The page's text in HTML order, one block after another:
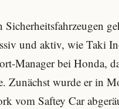
Sicherheitsfahrzeugen
und aktiv, wie Taki
Manager bei Honda,
Zunächst wurde er in
vom Saftey Car